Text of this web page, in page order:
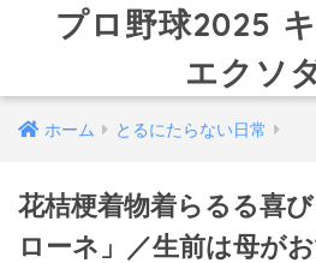
プロ野球2025
エクソ
ホーム とるにたらない日常
花桔梗着物着らるる喜
ローネ」／生前は母が